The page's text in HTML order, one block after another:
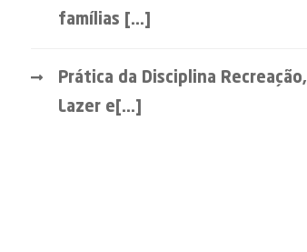
famílias [...]
Prática da Disciplina Recreação,
Lazer e[...]